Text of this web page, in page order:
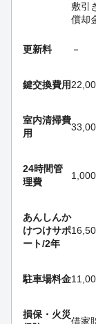
敷引
償却
更新料 －
鍵交換費用
室内清掃費
用
24時間管
理費
あんしんか
けつけサポ
ート/2年
駐車場料金
損保・ 火災
借家